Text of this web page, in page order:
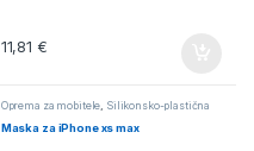
11,81 €
Oprema za mobitele Silikonsko-plastična
Maska za iPhone xs max